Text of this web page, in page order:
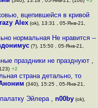
вцепившейся в кривой
Alex(ok), 13:31 , 05-Янв-21,
нормальная Не нравится --
(?), 15:50 , 05-Янв-21,
праздники не празднуют ,
+2
страна детально, то
(340), 15:25 , 05-Янв-21,
Эйлера , n00by(ok),